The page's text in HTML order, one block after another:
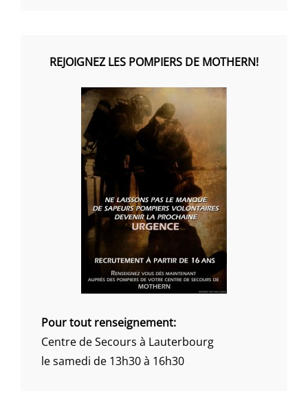
REJOIGNEZ LES POMPIERS DE MOTHERN!
Pour tout renseignement:
Centre de Secours à Lauterbourg
le samedi de 13h30 à 16h30